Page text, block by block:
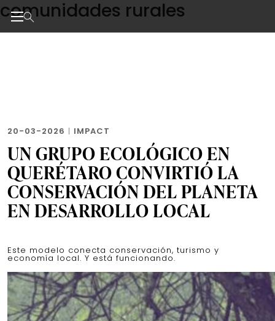
Skip
to
the
comunidades rurales
20-03-2026 | IMPACT
UN GRUPO ECOLÓGICO EN
QUERÉTARO CONVIRTIÓ LA
CONSERVACIÓN DEL PLANETA
EN DESARROLLO LOCAL
Este modelo conecta conservación, turismo y
economía local. Y está funcionando.